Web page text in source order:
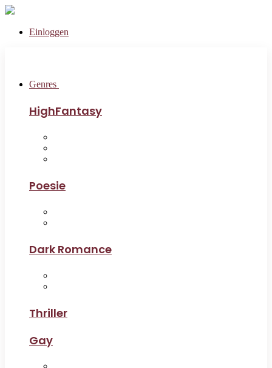
Einloggen
Genres
HighFantasy
Poesie
Dark Romance
Thriller
Gay